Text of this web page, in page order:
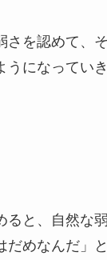
さを認めて、
になっていき
と、
自然な
だめなんだ」と